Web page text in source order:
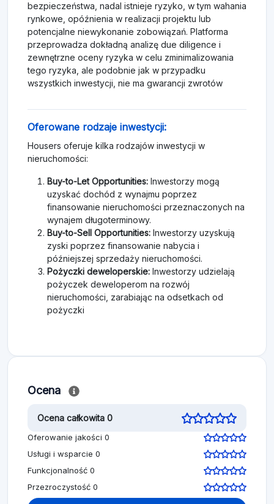
bezpieczeństwa, nadal istnieje ryzyko, w tym wahania
rynkowe, opóźnienia w realizacji projektu lub
potencjalne niewykonanie zobowiązań. Platforma
przeprowadza dokładną analizę due diligence i
zewnętrzne oceny ryzyka w celu zminimalizowania
tego ryzyka, ale podobnie jak w przypadku
wszystkich inwestycji, nie ma gwarancji zwrotów
Oferowane rodzaje inwestycji:
Housers oferuje kilka rodzajów inwestycji w
nieruchomości:
Buy-to-Let Opportunities: Inwestorzy mogą
uzyskać dochód z wynajmu poprzez
finansowanie nieruchomości przeznaczonych na
wynajem długoterminowy.
Buy-to-Sell Opportunities: Inwestorzy uzyskują
zyski poprzez finansowanie nabycia i
późniejszej sprzedaży nieruchomości.
Pożyczki deweloperskie: Inwestorzy udzielają
pożyczek deweloperom na rozwój
nieruchomości, zarabiając na odsetkach od
pożyczki
Ocena
Ocena całkowita 0
Oferowanie jakości 0
Usługi i wsparcie 0
Funkcjonalność 0
Przezroczystość 0